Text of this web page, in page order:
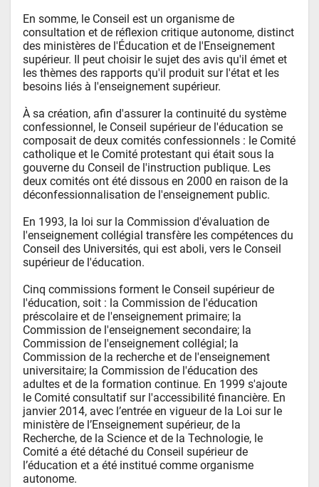
En somme, le Conseil est un organisme de
consultation et de réflexion critique autonome, distinct
des ministères de l'Éducation et de l'Enseignement
supérieur. Il peut choisir le sujet des avis qu'il émet et
les thèmes des rapports qu'il produit sur l'état et les
besoins liés à l'enseignement supérieur.
À sa création, afin d'assurer la continuité du système
confessionnel, le Conseil supérieur de l'éducation se
composait de deux comités confessionnels : le Comité
catholique et le Comité protestant qui était sous la
gouverne du Conseil de l'instruction publique. Les
deux comités ont été dissous en 2000 en raison de la
déconfessionnalisation de l'enseignement public.
En 1993, la loi sur la Commission d'évaluation de
l'enseignement collégial transfère les compétences du
Conseil des Universités, qui est aboli, vers le Conseil
supérieur de l'éducation.
Cinq commissions forment le Conseil supérieur de
l'éducation, soit : la Commission de l'éducation
préscolaire et de l'enseignement primaire; la
Commission de l'enseignement secondaire; la
Commission de l'enseignement collégial; la
Commission de la recherche et de l'enseignement
universitaire; la Commission de l'éducation des
adultes et de la formation continue. En 1999 s'ajoute
le Comité consultatif sur l'accessibilité financière. En
janvier 2014, avec l’entrée en vigueur de la Loi sur le
ministère de l’Enseignement supérieur, de la
Recherche, de la Science et de la Technologie, le
Comité a été détaché du Conseil supérieur de
l’éducation et a été institué comme organisme
autonome.